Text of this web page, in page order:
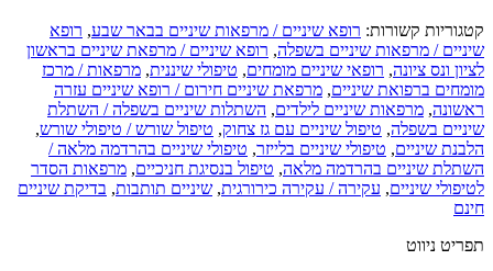
קטגוריות קשורות: רופא שיניים / מרפאות שיניים בבאר שבע, רופא
שיניים / מרפאות שיניים בשפלה, רופא שיניים / מרפאת שיניים בראשון
לציון ונס ציונה, רופאי שיניים מומחים, טיפולי שיננית, מרפאות / מרכז
מומחים ברפואת שיניים, מרפאת שיניים חירום / רופא שיניים עזרה
ראשונה, מרפאות שיניים לילדים, השתלות שיניים בשפלה / השתלת
שיניים בשפלה, טיפול שיניים עם גז צחוק, טיפול שורש / טיפולי שורש,
הלבנת שיניים, טיפולי שיניים בלייזר, טיפולי שיניים בהרדמה מלאה /
השתלת שיניים בהרדמה מלאה, טיפול בנסיגת חניכיים, מרפאות הסדר
לטיפולי שיניים, עקירה / עקירה כירורגית, שיניים תותבות, בדיקת שיניים
חינם
תפריט ניווט